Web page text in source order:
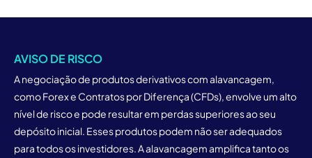
AVISO DE RISCO
A negociação de produtos derivativos com alavancagem,
como Forex e Contratos por Diferença (CFDs), envolve um alto
nível de risco e pode resultar em perdas superiores ao seu
depósito inicial. Esses produtos podem não ser adequados
para todos os investidores. A alavancagem amplifica tanto os